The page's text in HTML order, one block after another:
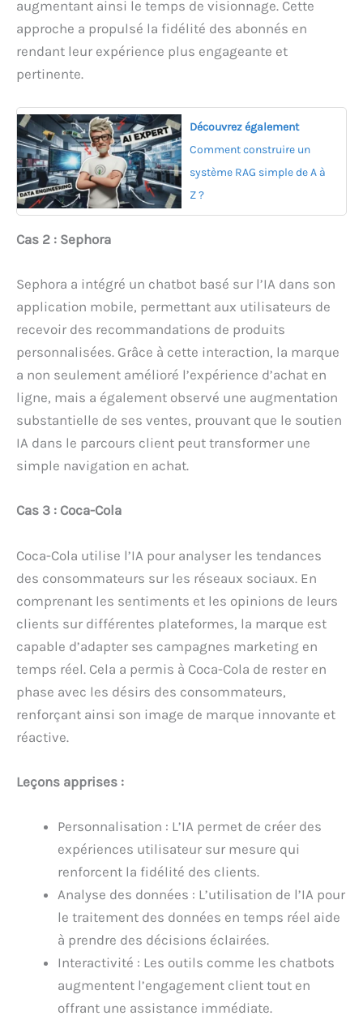
augmentant ainsi le temps de visionnage. Cette
approche a propulsé la fidélité des abonnés en
rendant leur expérience plus engageante et
pertinente.
Découvrez également
Comment construire un
système RAG simple de A à
Z ?
Cas 2 : Sephora
Sephora a intégré un chatbot basé sur l’IA dans son
application mobile, permettant aux utilisateurs de
recevoir des recommandations de produits
personnalisées. Grâce à cette interaction, la marque
a non seulement amélioré l’expérience d’achat en
ligne, mais a également observé une augmentation
substantielle de ses ventes, prouvant que le soutien
IA dans le parcours client peut transformer une
simple navigation en achat.
Cas 3 : Coca-Cola
Coca-Cola utilise l’IA pour analyser les tendances
des consommateurs sur les réseaux sociaux. En
comprenant les sentiments et les opinions de leurs
clients sur différentes plateformes, la marque est
capable d’adapter ses campagnes marketing en
temps réel. Cela a permis à Coca-Cola de rester en
phase avec les désirs des consommateurs,
renforçant ainsi son image de marque innovante et
réactive.
Leçons apprises :
Personnalisation : L’IA permet de créer des
expériences utilisateur sur mesure qui
renforcent la fidélité des clients.
Analyse des données : L’utilisation de l’IA pour
le traitement des données en temps réel aide
à prendre des décisions éclairées.
Interactivité : Les outils comme les chatbots
augmentent l’engagement client tout en
offrant une assistance immédiate.